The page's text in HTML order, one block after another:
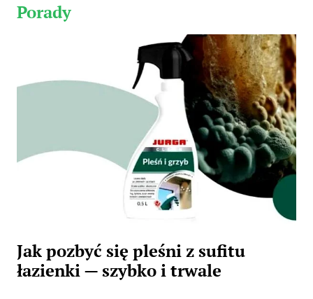
Porady
Jak pozbyć się pleśni z sufitu
łazienki — szybko i trwale